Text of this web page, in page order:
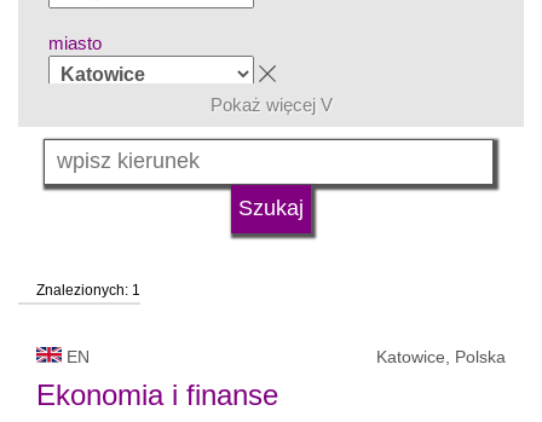
miasto
grupa kierunków
typ uczelni
status uczelni
Pokaż więcej V
Znalezionych: 1
EN Katowice, Polska
Ekonomia i finanse